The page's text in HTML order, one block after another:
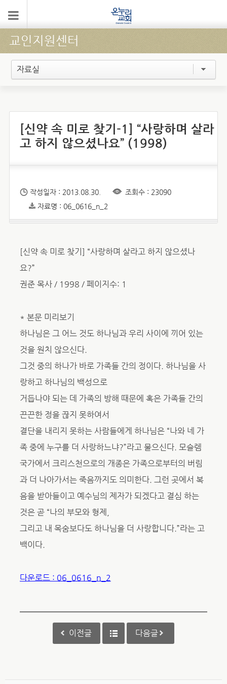
교인지원센터
자료실
[신약 속 미로 찾기-1] “사랑하며 살라
고 하지 않으셨나요” (1998)
작성일자 : 2013.08.30.
조회수 : 23090
자료명 : 06_0616_n_2
[신약 속 미로 찾기] “사랑하며 살라고 하지 않으셨나
요?”
권준 목사 / 1998 / 페이지수: 1
* 본문 미리보기
하나님은 그 어느 것도 하나님과 우리 사이에 끼어 있는
것을 원치 않으신다.
그것 중의 하나가 바로 가족들 간의 정이다. 하나님을 사
랑하고 하나님의 백성으로
거듭나야 되는 데 가족의 방해 때문에 혹은 가족들 간의
끈끈한 정을 끊지 못하여서
결단을 내리지 못하는 사람들에게 하나님은 “나와 네 가
족 중에 누구를 더 사랑하느냐?”라고 물으신다. 모슬렘
국가에서 크리스천으로의 개종은 가족으로부터의 버림
과 더 나아가서는 죽음까지도 의미한다. 그런 곳에서 복
음을 받아들이고 예수님의 제자가 되겠다고 결심 하는
것은 곧 “나의 부모와 형제,
그리고 내 목숨보다도 하나님을 더 사랑합니다.”라는 고
백이다.
다운로드 : 06_0616_n_2
이전글 다음글